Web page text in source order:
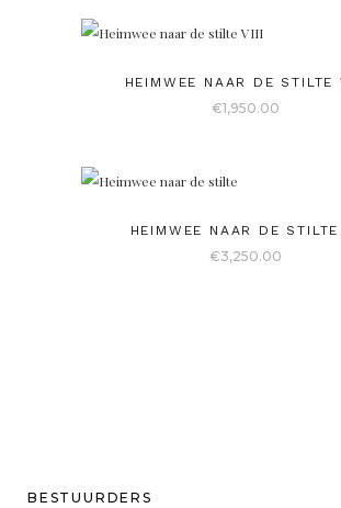
HEIMWEE NAAR DE STILTE
€1,950.00
HEIMWEE NAAR DE
€3,250.00
BESTUURDERS